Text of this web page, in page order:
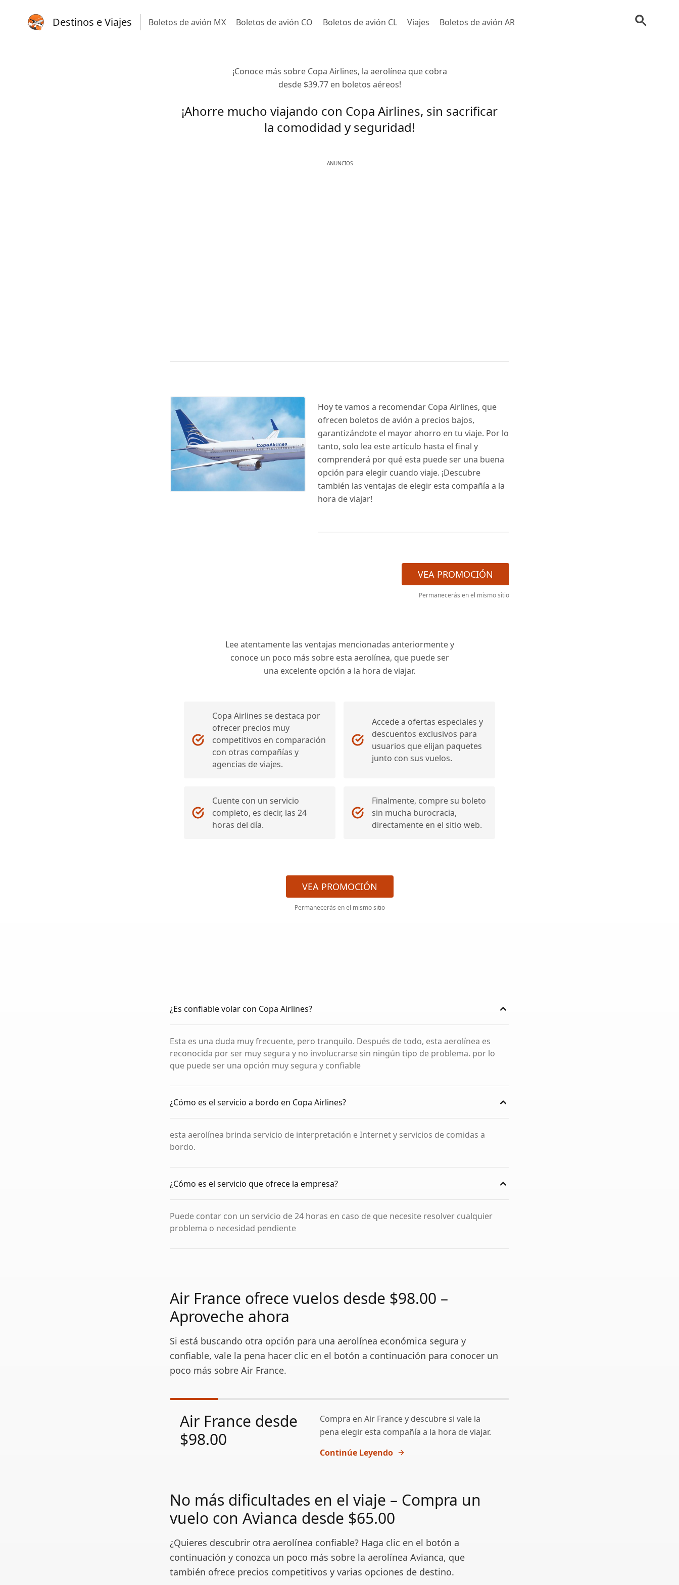
Destinos e Viajes Boletos de avión MX Boletos de avión CO Boletos de avión CL Viajes Boletos de avión AR
¡Conoce más sobre Copa Airlines, la aerolínea que cobra
desde $39.77 en boletos aéreos!
¡Ahorre mucho viajando con Copa Airlines, sin sacrificar
la comodidad y seguridad!
ANUNCIOS
Hoy te vamos a recomendar Copa Airlines, que
ofrecen boletos de avión a precios bajos,
garantizándote el mayor ahorro en tu viaje. Por lo
tanto, solo lea este artículo hasta el final y
comprenderá por qué esta puede ser una buena
opción para elegir cuando viaje. ¡Descubre
también las ventajas de elegir esta compañía a la
hora de viajar!
VEA PROMOCIÓN
Permanecerás en el mismo sitio
Lee atentamente las ventajas mencionadas anteriormente y
conoce un poco más sobre esta aerolínea, que puede ser
una excelente opción a la hora de viajar.
Copa Airlines se destaca por
ofrecer precios muy
competitivos en comparación
con otras compañías y
agencias de viajes.
Accede a ofertas especiales y
descuentos exclusivos para
usuarios que elijan paquetes
junto con sus vuelos.
Cuente con un servicio
completo, es decir, las 24
horas del día.
Finalmente, compre su boleto
sin mucha burocracia,
directamente en el sitio web.
VEA PROMOCIÓN
Permanecerás en el mismo sitio
¿Es confiable volar con Copa Airlines?
Esta es una duda muy frecuente, pero tranquilo. Después de todo, esta aerolínea es
reconocida por ser muy segura y no involucrarse sin ningún tipo de problema. por lo
que puede ser una opción muy segura y confiable
¿Cómo es el servicio a bordo en Copa Airlines?
esta aerolínea brinda servicio de interpretación e Internet y servicios de comidas a
bordo.
¿Cómo es el servicio que ofrece la empresa?
Puede contar con un servicio de 24 horas en caso de que necesite resolver cualquier
problema o necesidad pendiente
Air France ofrece vuelos desde $98.00 –
Aproveche ahora
Si está buscando otra opción para una aerolínea económica segura y
confiable, vale la pena hacer clic en el botón a continuación para conocer un
poco más sobre Air France.
Air France desde
$98.00
Compra en Air France y descubre si vale la
pena elegir esta compañía a la hora de viajar.
Continúe Leyendo
No más dificultades en el viaje – Compra un
vuelo con Avianca desde $65.00
¿Quieres descubrir otra aerolínea confiable? Haga clic en el botón a
continuación y conozca un poco más sobre la aerolínea Avianca, que
también ofrece precios competitivos y varias opciones de destino.